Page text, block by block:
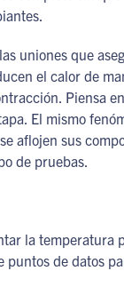
uniones que
el calor de
Piensa
El mismo
aflojen sus
de pruebas.
la temperatura
de datos